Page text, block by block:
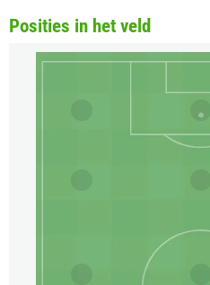
Posities in het veld